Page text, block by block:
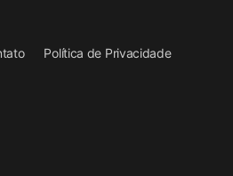
Política de Privacidade